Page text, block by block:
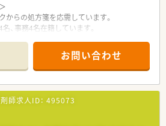
サポート体制もあります。
福祉事業の2つの柱で成り立っている会社で
れる介護用品の販売、リース、グループの
介護用住宅の建設、
だけではなく、各方面から患者様をサポー
います。
本社においても残業管理を徹底、ノー残業
。
らの処方箋を応需しています。
、事務4名在籍しています。
小児科の処方箋がメインです。
度応需しています。
20件程対応しています。
研修認定薬剤師取得制度など、様々な研修
お問い合わせ
師求人ID： 495073